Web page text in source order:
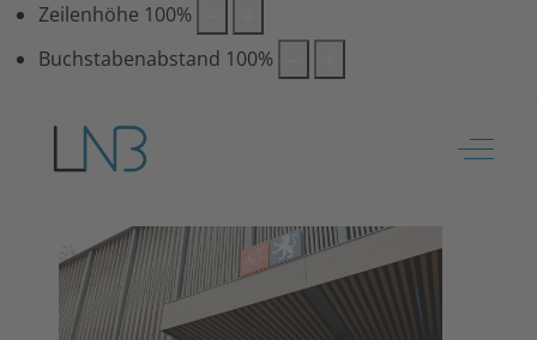
Zeilenhöhe 100%
Buchstabenabstand 100%
Off-